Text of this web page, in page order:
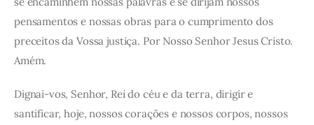
pensamentos e nossas obras para o cumprimento dos
preceitos da Vossa justiça. Por Nosso Senhor Jesus Cristo.
Amém.
Dignai-vos, Senhor, Rei do céu e da terra, dirigir e
santificar, hoje, nossos corações e nossos corpos, nossos